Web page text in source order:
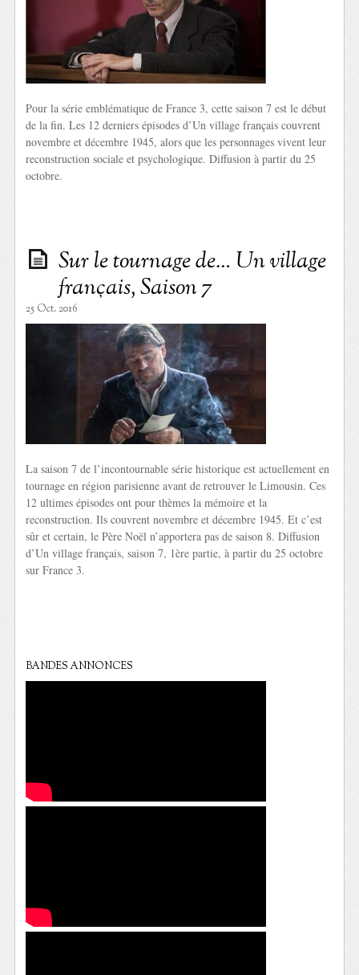
Pour la série emblématique de France 3, cette saison 7 est le début
de la fin. Les 12 derniers épisodes d’Un village français couvrent
novembre et décembre 1945, alors que les personnages vivent leur
reconstruction sociale et psychologique. Diffusion à partir du 25
octobre.
Sur le tournage de… Un village
français, Saison 7
25 Oct. 2016
La saison 7 de l’incontournable série historique est actuellement en
tournage en région parisienne avant de retrouver le Limousin. Ces
12 ultimes épisodes ont pour thèmes la mémoire et la
reconstruction. Ils couvrent novembre et décembre 1945. Et c’est
sûr et certain, le Père Noël n’apportera pas de saison 8. Diffusion
d’Un village français, saison 7, 1ère partie, à partir du 25 octobre
sur France 3.
BANDES ANNONCES